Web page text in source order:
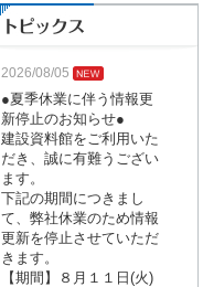
2026/08/05
●夏季休業に伴う情報更
新停止のお知らせ●
建設資料館をご利用いた
だき、誠に有難うござい
ます。
下記の期間につきまし
て、弊社休業のため情報
更新を停止させていただ
きます。
【期間】８月１１日(火)